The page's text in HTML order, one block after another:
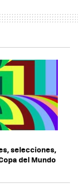
selecciones,
del Mundo